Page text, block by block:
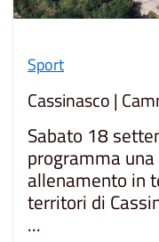
Sport
Cassinasco |
Sabato 18
programma
allenamento in
territori di
...